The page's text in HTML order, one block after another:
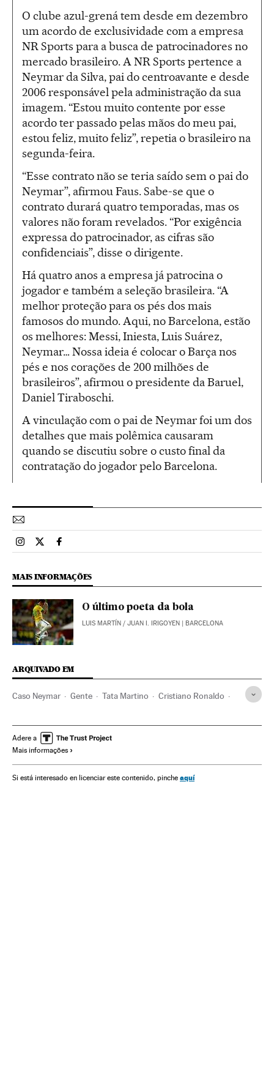
O clube azul-grená tem desde em dezembro
um acordo de exclusividade com a empresa
NR Sports para a busca de patrocinadores no
mercado brasileiro. A NR Sports pertence a
Neymar da Silva, pai do centroavante e desde
2006 responsável pela administração da sua
imagem. “Estou muito contente por esse
acordo ter passado pelas mãos do meu pai,
estou feliz, muito feliz”, repetia o brasileiro na
segunda-feira.
“Esse contrato não se teria saído sem o pai do
Neymar”, afirmou Faus. Sabe-se que o
contrato durará quatro temporadas, mas os
valores não foram revelados. “Por exigência
expressa do patrocinador, as cifras são
confidenciais”, disse o dirigente.
Há quatro anos a empresa já patrocina o
jogador e também a seleção brasileira. “A
melhor proteção para os pés dos mais
famosos do mundo. Aqui, no Barcelona, estão
os melhores: Messi, Iniesta, Luis Suárez,
Neymar… Nossa ideia é colocar o Barça nos
pés e nos corações de 200 milhões de
brasileiros”, afirmou o presidente da Baruel,
Daniel Tiraboschi.
A vinculação com o pai de Neymar foi um dos
detalhes que mais polêmica causaram
quando se discutiu sobre o custo final da
contratação do jogador pelo Barcelona.
Esportes El País Brasil en Instagram
Esportes El País Brasil en Twitter
Esportes El País Brasil en Facebook
MAIS INFORMAÇÕES
O último poeta da bola
LUIS MARTÍN / JUAN I. IRIGOYEN | BARCELONA
ARQUIVADO EM
Caso Neymar Gente Tata Martino Cristiano Ronaldo
Copa do Mundo 2014 Lionel Messi
Fraude fiscal
Jogadores Justiça esportiva Contratos
Adere a
Mais informações
Si está interesado en licenciar este contenido, pinche aquí